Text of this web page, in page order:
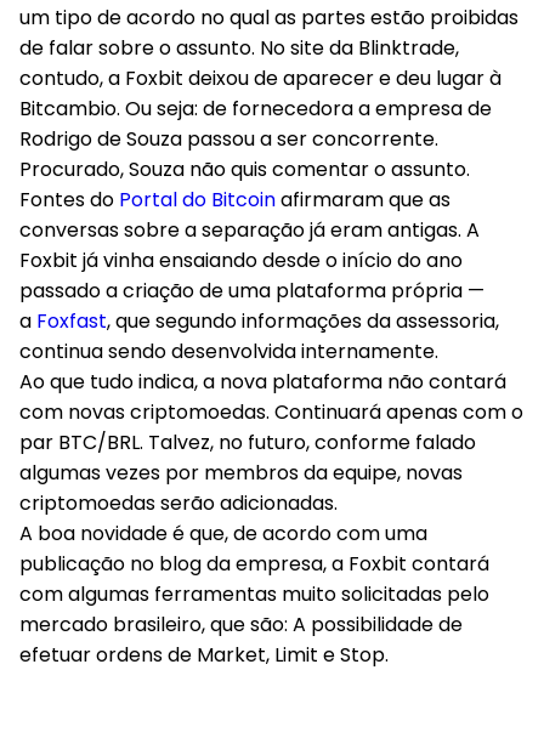
um tipo de acordo no qual as partes estão proibidas
de falar sobre o assunto. No site da Blinktrade,
contudo, a Foxbit deixou de aparecer e deu lugar à
Bitcambio. Ou seja: de fornecedora a empresa de
Rodrigo de Souza passou a ser concorrente.
Procurado, Souza não quis comentar o assunto.
Fontes do Portal do Bitcoinafirmaram que as
conversas sobre a separação já eram antigas. A
Foxbit já vinha ensaiando desde o início do ano
passado a criação de uma plataforma própria —
a Foxfast, que segundo informações da assessoria,
continua sendo desenvolvida internamente.
Ao que tudo indica, a nova plataforma não contará
com novas criptomoedas. Continuará apenas com o
par BTC/BRL. Talvez, no futuro, conforme falado
algumas vezes por membros da equipe, novas
criptomoedas serão adicionadas.
A boa novidade é que, de acordo com uma
publicação no blog da empresa, a Foxbit contará
com algumas ferramentas muito solicitadas pelo
mercado brasileiro, que são: A possibilidade de
efetuar ordens de Market, Limit e Stop.